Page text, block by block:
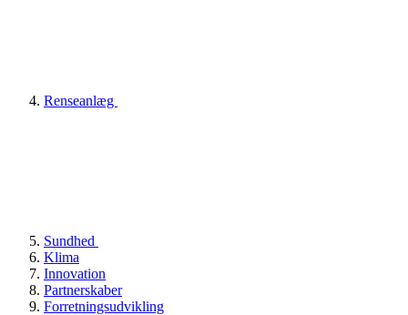
Renseanlæg
Sundhed
Klima
Innovation
Partnerskaber
Forretningsudvikling